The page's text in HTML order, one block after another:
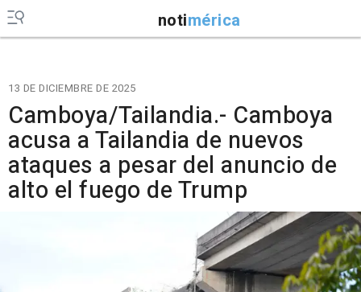
notimérica
13 DE DICIEMBRE DE 2025
Camboya/Tailandia.- Camboya
acusa a Tailandia de nuevos
ataques a pesar del anuncio de
alto el fuego de Trump